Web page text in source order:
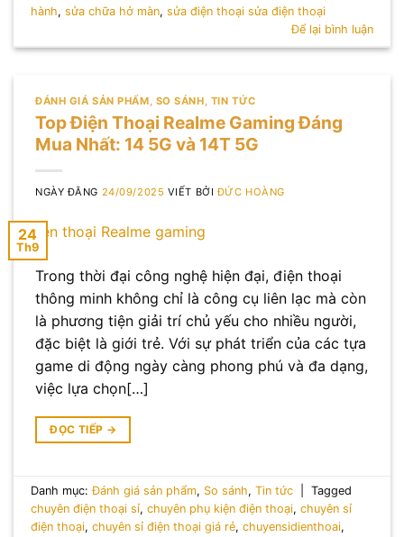
hành,sửa chữa hở màn,sửa điện thoại sửa điện thoại
Để lại bình luận
ĐÁNH GIÁ SẢN PHẨM, SO SÁNH, TIN TỨC
Top Điện Thoại Realme Gaming Đáng
Mua Nhất: 14 5G và 14T 5G
NGÀY ĐĂNG 24/09/2025 VIẾT BỞIĐỨC HOÀNG
24
Th9
Trong thời đại công nghệ hiện đại, điện thoại
thông minh không chỉ là công cụ liên lạc mà còn
là phương tiện giải trí chủ yếu cho nhiều người,
đặc biệt là giới trẻ. Với sự phát triển của các tựa
game di động ngày càng phong phú và đa dạng,
việc lựa chọn[…]
ĐỌC TIẾP →
Danh mục:Đánh giá sản phẩm, So sánh,Tin tức
Tagged
chuyên điện thoại sỉ,chuyên phụ kiện điện thoại,chuyên sỉ
điện thoại,chuyên sỉ điện thoại giá rẻ,chuyensidienthoai,